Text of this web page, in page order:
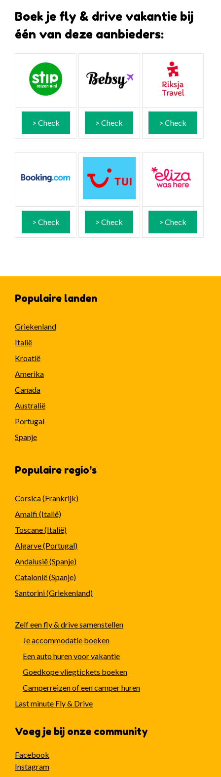
Boek je fly & drive vakantie bij
één van deze aanbieders:
> Check > Check > Check
> Check > Check > Check
Populaire landen
Griekenland
Italië
Kroatië
Amerika
Canada
Australië
Portugal
Spanje
Populaire regio’s
Corsica (Frankrijk)
Amalfi (Italië)
Toscane (Italië)
Algarve (Portugal)
Andalusië (Spanje)
Catalonië (Spanje)
Santorini (Griekenland)
Zelf een fly & drive samenstellen
Je accommodatie boeken
Een auto huren voor vakantie
Goedkope vliegtickets boeken
Camperreizen of een camper huren
Last minute Fly & Drive
Voeg je bij onze community
Facebook
Instagram